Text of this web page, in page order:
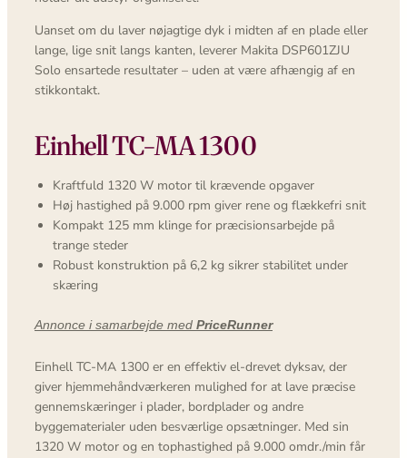
Uanset om du laver nøjagtige dyk i midten af en plade eller
lange, lige snit langs kanten, leverer Makita DSP601ZJU
Solo ensartede resultater – uden at være afhængig af en
stikkontakt.
Einhell TC-MA 1300
Kraftfuld 1320 W motor til krævende opgaver
Høj hastighed på 9.000 rpm giver rene og flækkefri snit
Kompakt 125 mm klinge for præcisionsarbejde på
trange steder
Robust konstruktion på 6,2 kg sikrer stabilitet under
skæring
Annonce i samarbejde med PriceRunner
Einhell TC-MA 1300 er en effektiv el-drevet dyksav, der
giver hjemmehåndværkeren mulighed for at lave præcise
gennemskæringer i plader, bordplader og andre
byggematerialer uden besværlige opsætninger. Med sin
1320 W motor og en tophastighed på 9.000 omdr./min får